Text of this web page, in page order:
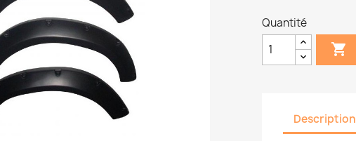
Quantité

Description